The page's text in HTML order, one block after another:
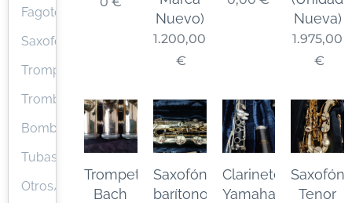
Fagotes
Saxofones
Trompetas/Fliscornos
Trombones
Bombardinos
Tubas
Otros/Varios
Nuevo)
1.200,00
€
Nueva)
1.975,00
€
Trompeta
Bach
Saxofón
barítono
Clarinete
Yamaha
Saxofón
Tenor